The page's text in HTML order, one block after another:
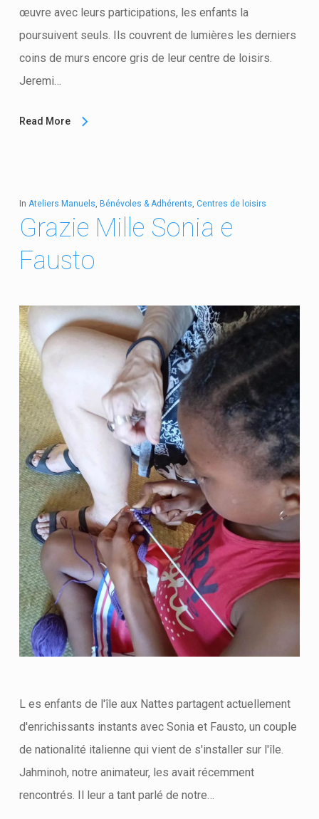
œuvre avec leurs participations, les enfants la
poursuivent seuls. Ils couvrent de lumières les derniers
coins de murs encore gris de leur centre de loisirs.
Jeremi…
Read More
In Ateliers Manuels, Bénévoles & Adhérents, Centres de loisirs
Grazie Mille Sonia e
Fausto
L es enfants de l'île aux Nattes partagent actuellement
d'enrichissants instants avec Sonia et Fausto, un couple
de nationalité italienne qui vient de s'installer sur l'île.
Jahminoh, notre animateur, les avait récemment
rencontrés. Il leur a tant parlé de notre…